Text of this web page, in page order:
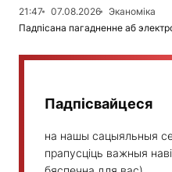
21:47
07.08.2026
Эканоміка
Падпісана пагадненне аб
Падпісвайцеся
на нашы сацыяльныя
прапусціць важныя